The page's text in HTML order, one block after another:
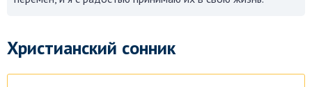
Христианский сонник